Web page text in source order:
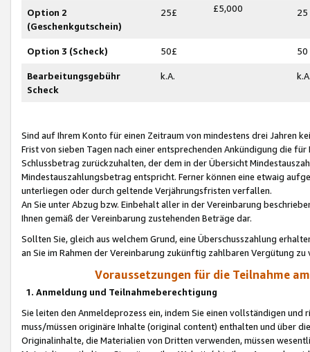
Option 2
(Geschenkgutschein)
25£ £5,000 25
Option 3 (Scheck) 50£ 50
Bearbeitungsgebühr
Scheck
k.A.
Sind auf Ihrem Konto für einen Zeitraum von mindestens drei Jahren
Frist von sieben Tagen nach einer entsprechenden Ankündigung die
Schlussbetrag zurückzuhalten, der dem in der Übersicht
Mindestauszahlungsbetrag entspricht. Ferner können eine etwaig
unterliegen oder durch geltende Verjährungsfristen verfallen.
An Sie unter Abzug bzw. Einbehalt aller in der Vereinbarung
Ihnen gemäß der Vereinbarung zustehenden Beträge dar.
Sollten Sie, gleich aus welchem Grund, eine Überschusszahlung
an Sie im Rahmen der Vereinbarung zukünftig zahlbaren Vergütung zu
Voraussetzungen für die Teilnahme
1. Anmeldung und Teilnahmeberechtigung
Sie leiten den Anmeldeprozess ein, indem Sie einen vollständigen
muss/müssen originäre Inhalte (original content) enthalten und über
Originalinhalte, die Materialien von Dritten verwenden, müssen